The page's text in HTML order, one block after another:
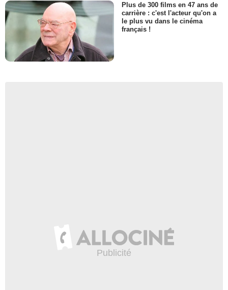
Plus de 300 films en 47 ans de
carrière : c'est l'acteur qu'on a
le plus vu dans le cinéma
français !